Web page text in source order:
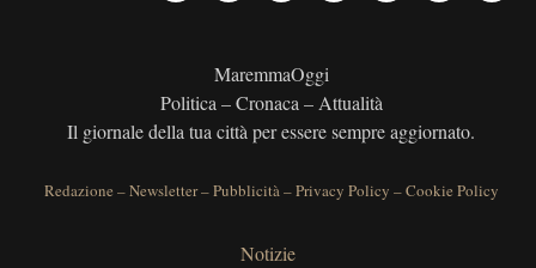
MaremmaOggi
Politica – Cronaca – Attualità
Il giornale della tua città per essere sempre aggiornato.
Redazione –Newsletter–Pubblicità–Privacy Policy –Cookie Policy
Notizie